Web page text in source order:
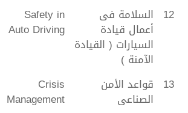
12 السلامة فى
أعمال قيادة
السيارات ( القيادة
الآمنة )
Safety in
Auto Driving
13 قواعد الأمن
الصناعى
Crisis
Management